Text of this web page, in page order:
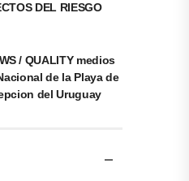
DEL RIESGO
/ QUALITY medios
de la Playa de
del Uruguay